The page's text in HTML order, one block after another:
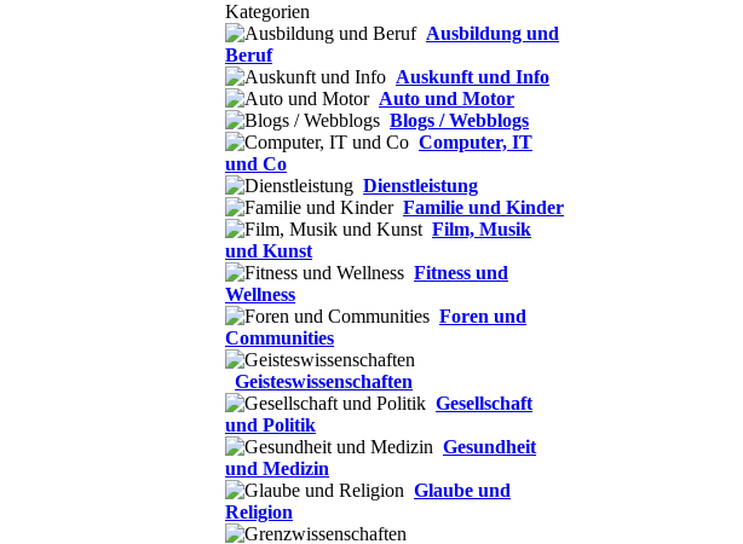
Kategorien
Ausbildung und
Beruf
Auskunft und Info
Auto und Motor
Blogs / Webblogs
Computer, IT
und Co
Dienstleistung
Familie und Kinder
Film, Musik
und Kunst
Fitness und
Wellness
Foren und
Communities
Geisteswissenschaften
Gesellschaft
und Politik
Gesundheit
und Medizin
Glaube und
Religion